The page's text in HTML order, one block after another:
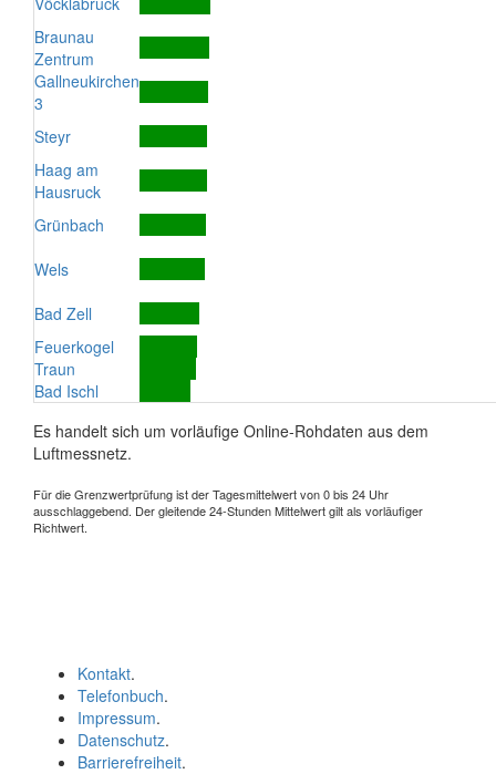
Braunau
Zentrum
Gallneukirchen
3
Steyr
Haag am
Hausruck
Grünbach
Wels
Bad Zell
Feuerkogel
Traun
Bad Ischl
Es handelt sich um vorläufige Online-Rohdaten aus dem
Luftmessnetz.
Für die Grenzwertprüfung ist der Tagesmittelwert von 0 bis 24 Uhr
ausschlaggebend. Der gleitende 24-Stunden Mittelwert gilt als vorläufiger
Richtwert.
Kontakt.
Telefonbuch.
Impressum.
Datenschutz.
Barrierefreiheit.